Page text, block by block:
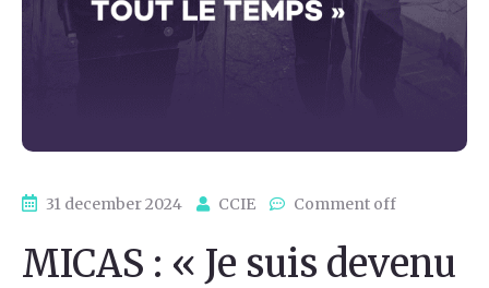
31 december 2024 CCIE Comment off
MICAS : « Je suis devenu